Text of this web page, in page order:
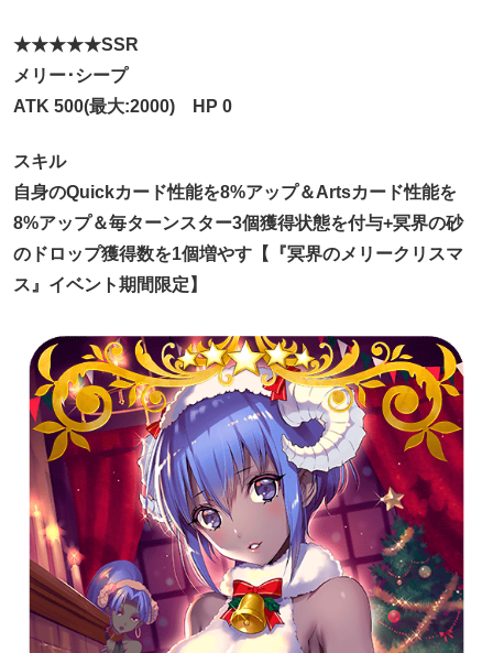
★★★★★SSR
メリー･シープ
ATK 500(最大:2000) HP 0
スキル
自身のQuickカード性能を8%アップ＆Artsカード性能を
8%アップ＆毎ターンスター3個獲得状態を付与+冥界の砂
のドロップ獲得数を1個増やす【『冥界のメリークリスマ
ス』イベント期間限定】